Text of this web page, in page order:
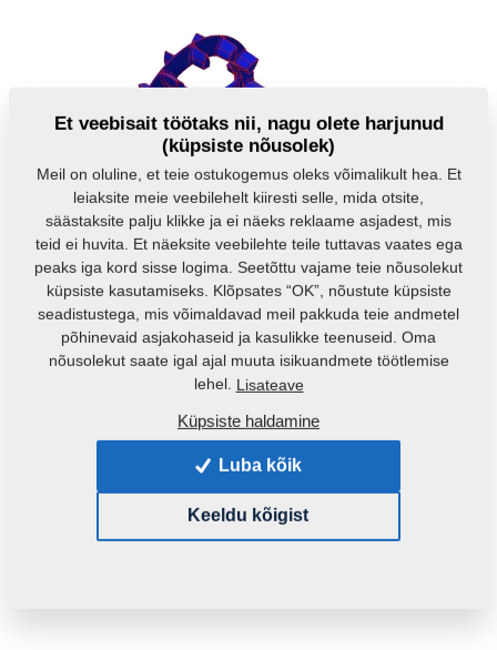
Allalaadimiseks
VZ00014125ND
Algne katalooginumber: 4009334ND
See varuosa sobib ka järgmistele masinatele:
KOMPAKTOMAT
Et veebisait töötaks nii, nagu olete harjunud
(küpsiste nõusolek)
Meil on oluline, et teie ostukogemus oleks võimalikult hea. Et
leiaksite meie veebilehelt kiiresti selle, mida otsite,
säästaksite palju klikke ja ei näeks reklaame asjadest, mis
teid ei huvita. Et näeksite veebilehte teile tuttavas vaates ega
peaks iga kord sisse logima. Seetõttu vajame teie nõusolekut
küpsiste kasutamiseks. Klõpsates “OK”, nõustute küpsiste
seadistustega, mis võimaldavad meil pakkuda teie andmetel
põhinevaid asjakohaseid ja kasulikke teenuseid. Oma
nõusolekut saate igal ajal muuta isikuandmete töötlemise
lehel. Lisateave
Küpsiste haldamine
Luba kõik
Keeldu kõigist